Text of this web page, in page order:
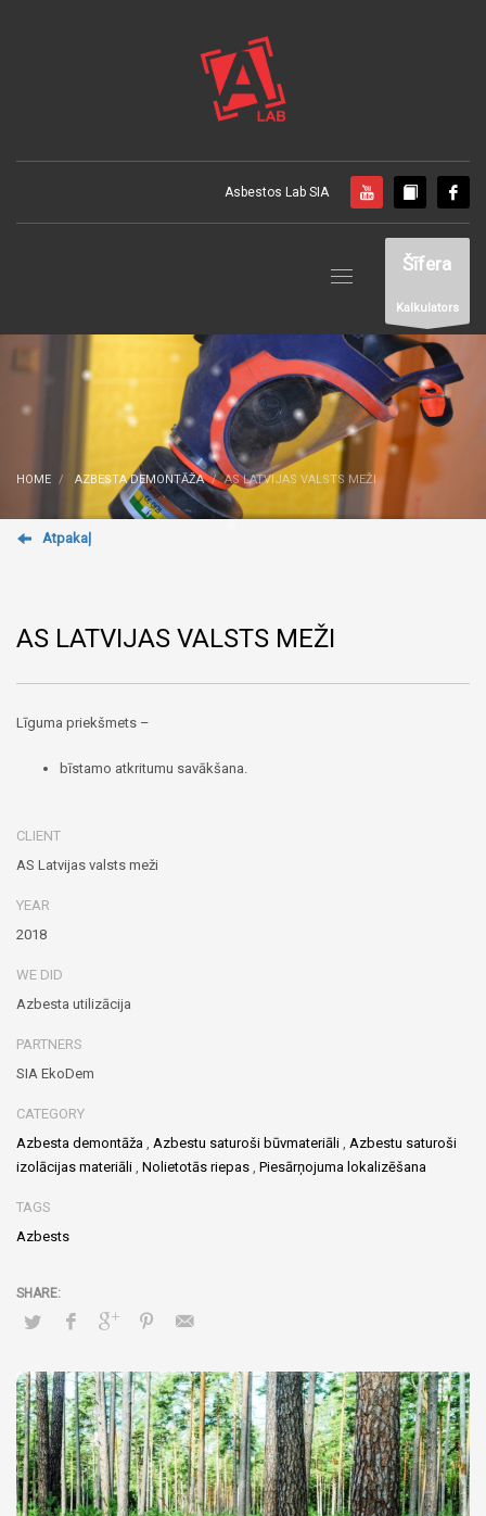
Asbestos Lab SIA
Šīfera
Kalkulators
HOME AZBESTA DEMONTĀŽA AS LATVIJAS VALSTS MEŽI
Atpakaļ
AS LATVIJAS VALSTS MEŽI
Līguma priekšmets –
bīstamo atkritumu savākšana.
CLIENT
AS Latvijas valsts meži
YEAR
2018
WE DID
Azbesta utilizācija
PARTNERS
SIA EkoDem
CATEGORY
Azbesta demontāža , Azbestu saturoši būvmateriāli , Azbestu saturoši
izolācijas materiāli , Nolietotās riepas , Piesārņojuma lokalizēšana
TAGS
Azbests